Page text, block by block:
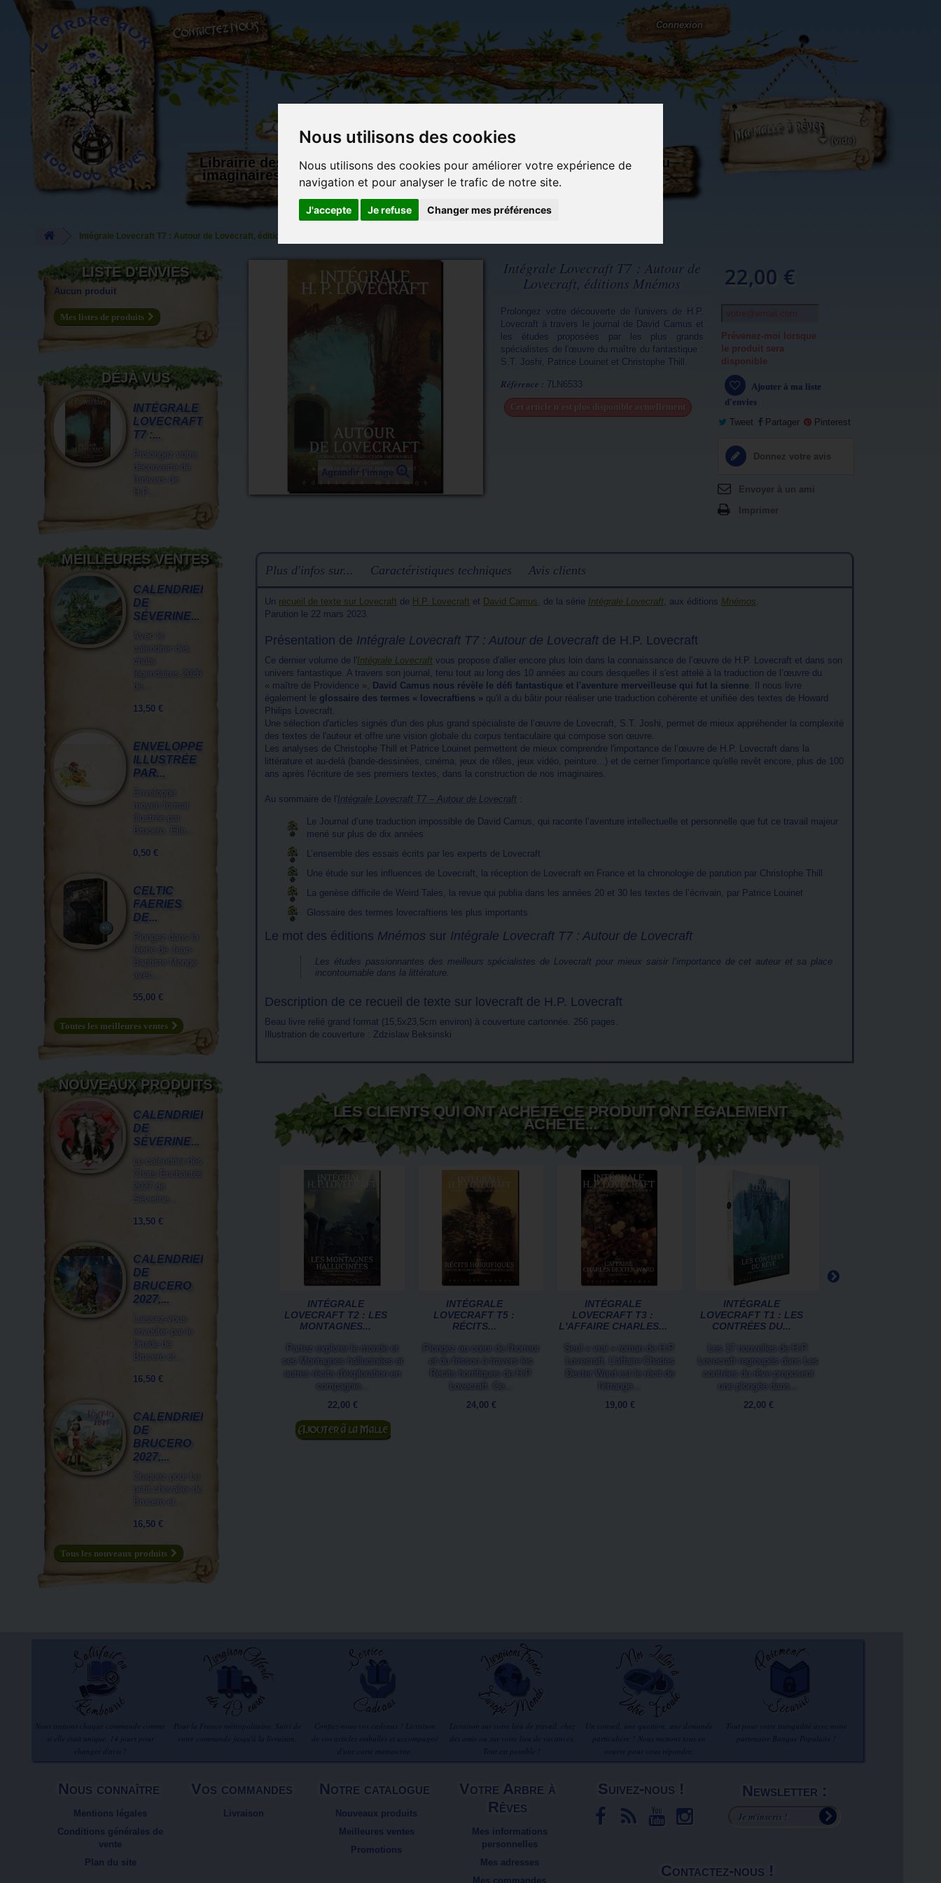
Nous utilisons des cookies
Nous utilisons des cookies pour améliorer votre expérience de
navigation et pour analyser le trafic de notre site.
J'accepte Je refuse Changer mes préférences
L'Arbre aux 100.000 Rêves
Connexion
(vide)
Librairie des
imaginaires
Carterie
papeterie
originale
Activités
manuelles,
détente et
Objets déco et
cadeaux
originaux
Du côté du
blog...
Intégrale Lovecraft T7 : Autour de Lovecraft, éditions Mnémos
Agrandir l'image
Intégrale Lovecraft T7 : Autour de
Lovecraft, éditions Mnémos
Prolongez votre découverte de l'univers de H.P.
Lovecraft à travers le journal de David Camus et
les études proposées par les plus grands
spécialistes de l'œuvre du maître du fantastique :
S.T. Joshi, Patrice Louinet et Christophe Thill.
Référence : 7LN6533
Cet article n'est plus disponible actuellement
22,00 €
Prévenez-moi lorsque
le produit sera
disponible
Ajouter à ma liste
d'envies
Tweet
Partager Pinterest
Donnez votre avis
Envoyer à un ami
Imprimer
Plus d'infos sur... Caractéristiques techniques Avis clients
Un recueil de texte sur Lovecraft de H.P. Lovecraft et David Camus, de la série Intégrale Lovecraft, aux éditions Mnémos.
Parution le 22 mars 2023.
Présentation de Intégrale Lovecraft T7 : Autour de Lovecraft de H.P. Lovecraft
Ce dernier volume de l'Intégrale Lovecraft vous propose d'aller encore plus loin dans la connaissance de l’œuvre de H.P. Lovecraft et dans son
univers fantastique. A travers son journal, tenu tout au long des 10 années au cours desquelles il s'est attelé à la traduction de l’œuvre du
« maître de Providence », David Camus nous révèle le défi fantastique et l'aventure merveilleuse qui fut la sienne. Il nous livre
également le glossaire des termes « lovecraftiens » qu'il a du bâtir pour réaliser une traduction cohérente et unifiée des textes de Howard
Philips Lovecraft.
Une sélection d'articles signés d'un des plus grand spécialiste de l’œuvre de Lovecraft, S.T. Joshi, permet de mieux appréhender la complexité
des textes de l'auteur et offre une vision globale du corpus tentaculaire qui compose son œuvre.
Les analyses de Christophe Thill et Patrice Louinet permettent de mieux comprendre l'importance de l’œuvre de H.P. Lovecraft dans la
littérature et au-delà (bande-dessinées, cinéma, jeux de rôles, jeux vidéo, peinture...) et de cerner l'importance qu'elle revêt encore, plus de 100
ans après l'écriture de ses premiers textes, dans la construction de nos imaginaires.
Au sommaire de l'Intégrale Lovecraft T7 – Autour de Lovecraft :
Le Journal d’une traduction impossible de David Camus, qui raconte l’aventure intellectuelle et personnelle que fut ce travail majeur
mené sur plus de dix années
L’ensemble des essais écrits par les experts de Lovecraft
Une étude sur les influences de Lovecraft, la réception de Lovecraft en France et la chronologie de parution par Christophe Thill
La genèse difficile de Weird Tales, la revue qui publia dans les années 20 et 30 les textes de l’écrivain, par Patrice Louinet
Glossaire des termes lovecraftiens les plus importants
Le mot des éditions Mnémos sur Intégrale Lovecraft T7 : Autour de Lovecraft
Les études passionnantes des meilleurs spécialistes de Lovecraft pour mieux saisir l’importance de cet auteur et sa place
incontournable dans la littérature.
Description de ce recueil de texte sur lovecraft de H.P. Lovecraft
Beau livre relié grand format (15,5x23,5cm environ) à couverture cartonnée. 256 pages.
Illustration de couverture : Zdzislaw Beksinski
LES CLIENTS QUI ONT ACHETÉ CE PRODUIT ONT ÉGALEMENT
ACHETÉ...
INTÉGRALE
LOVECRAFT T2 : LES
MONTAGNES...
Partez explorer le monde et
ses Montagnes hallucinées et
autres récits d'exploration en
compagnie...
22,00 €
Ajouter au panier
INTÉGRALE
LOVECRAFT T5 :
RÉCITS...
Plongez au cœur de l'horreur
et du frisson à travers les
Récits horrifiques de H.P.
Lovecraft. Ce...
24,00 €
INTÉGRALE
LOVECRAFT T3 :
L'AFFAIRE CHARLES...
Seul « vrai » roman de H.P.
Lovecraft, L'affaire Charles
Dexter Ward est le récit de
l'étrange...
19,00 €
INTÉGRALE
LOVECRAFT T1 : LES
CONTRÉES DU...
Les 17 nouvelles de H.P.
Lovecraft regroupés dans Les
contrées du rêve proposent
une plongée dans...
22,00 €
LISTE D'ENVIES
Aucun produit
Mes listes de produits
DÉJÀ VUS
INTÉGRALE
LOVECRAFT
T7 :...
Prolongez votre
découverte de
l'univers de
H.P....
MEILLEURES VENTES
CALENDRIER
DE
SÉVERINE...
Avec le
calendrier des
chats
légendaires 2026
de...
13,50 €
ENVELOPPE
ILLUSTRÉE
PAR...
Enveloppe
moyen format
illustrée par
Brucero. Elle...
0,50 €
CELTIC
FAERIES
DE...
Plongez dans la
féerie de Jean-
Baptiste Monge
avec...
55,00 €
Toutes les meilleures ventes
NOUVEAUX PRODUITS
CALENDRIER
DE
SÉVERINE...
Le calendrier des
Chats Enchantés
2027 de
Séverine...
13,50 €
CALENDRIER
DE
BRUCERO
2027,...
Laissez-vous
envoûter par le
Druide de
Brucero et...
16,50 €
CALENDRIER
DE
BRUCERO
2027,...
Craquez pour Le
petit chevalier de
Brucero et...
16,50 €
Tous les nouveaux produits
Nous connaître
Mentions légales
Conditions générales de
vente
Plan du site
Vos commandes
Livraison
Notre catalogue
Nouveaux produits
Meilleures ventes
Promotions
Votre Arbre à
Rêves
Mes informations
personnelles
Mes adresses
Mes commandes
Suivez-nous ! Newsletter :
Contactez-nous !